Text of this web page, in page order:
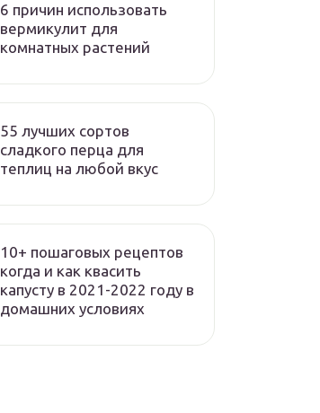
6 причин использовать
вермикулит для
комнатных растений
55 лучших сортов
сладкого перца для
теплиц на любой вкус
10+ пошаговых рецептов
когда и как квасить
капусту в 2021-2022 году в
домашних условиях